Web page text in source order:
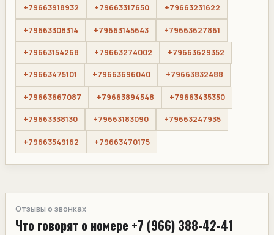
+79663918932 +79663317650 +79663231622
+79663308314 +79663145643 +79663627861
+79663154268 +79663274002 +79663629352
+79663475101 +79663696040 +79663832488
+79663667087 +79663894548 +79663435350
+79663338130 +79663183090 +79663247935
+79663549162 +79663470175
Отзывы о звонках
Что говорят о номере +7 (966) 388-42-41